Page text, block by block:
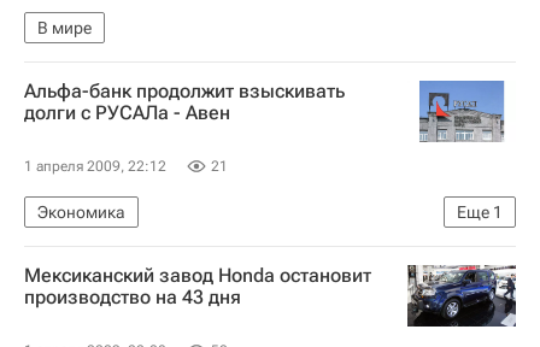
В мире
Альфа-банк продолжит взыскивать
долги с РУСАЛа - Авен
1 апреля 2009, 22:12 21
Еще 1
Экономика
Судьба активов Дерипаски в условиях финкризиса
Мексиканский завод Honda остановит
производство на 43 дня